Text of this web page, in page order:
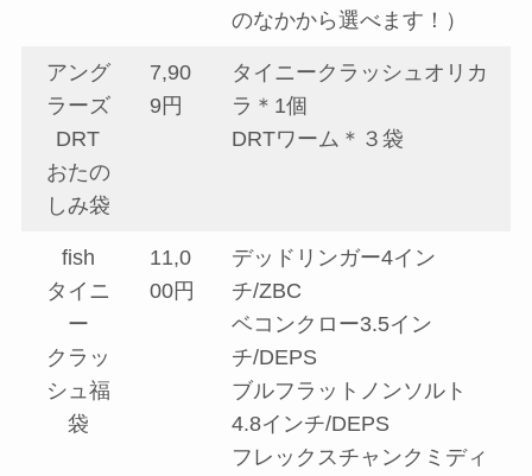
のなかから選べます！）
アング
ラーズ
DRT
おたの
しみ袋
7,90
9円
タイニークラッシュオリカ
ラ＊1個
DRTワーム＊３袋
fish
タイニ
ー
クラッ
シュ福
袋
11,0
00円
デッドリンガー4イン
チ/ZBC
ベコンクロー3.5イン
チ/DEPS
ブルフラットノンソルト
4.8インチ/DEPS
フレックスチャンクミディ